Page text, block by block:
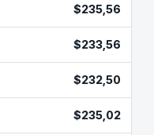
$235,56
$233,56
$232,50
$235,02